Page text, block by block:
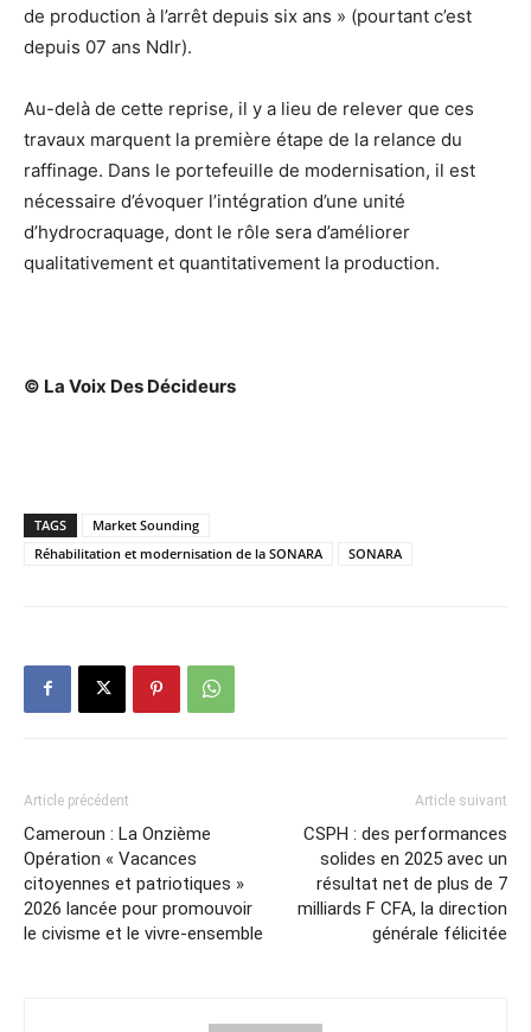
de production à l’arrêt depuis six ans » (pourtant c’est
depuis 07 ans Ndlr).
Au-delà de cette reprise, il y a lieu de relever que ces
travaux marquent la première étape de la relance du
raffinage. Dans le portefeuille de modernisation, il est
nécessaire d’évoquer l’intégration d’une unité
d’hydrocraquage, dont le rôle sera d’améliorer
qualitativement et quantitativement la production.
© La Voix Des Décideurs
TAGS
Market Sounding
Réhabilitation et modernisation de la SONARA
SONARA
Article précédent
Cameroun : La Onzième
Opération « Vacances
citoyennes et patriotiques »
2026 lancée pour promouvoir
le civisme et le vivre-ensemble
Article suivant
CSPH : des performances
solides en 2025 avec un
résultat net de plus de 7
milliards F CFA, la direction
générale félicitée